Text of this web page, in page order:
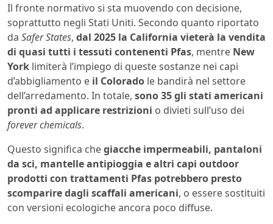
Il fronte normativo si sta muovendo con decisione,
soprattutto negli Stati Uniti. Secondo quanto riportato
da Safer States, dal 2025 la California vieterà la vendita
di quasi tutti i tessuti contenenti Pfas, mentre New
York limiterà l’impiego di queste sostanze nei capi
d’abbigliamento e il Colorado le bandirà nel settore
dell’arredamento. In totale, sono 35 gli stati americani
pronti ad applicare restrizioni o divieti sull’uso dei
forever chemicals.
Questo significa chegiacche impermeabili, pantaloni
da sci, mantelle antipioggia e altri capi outdoor
prodotti con trattamenti Pfas potrebbero presto
scomparire dagli scaffali americani, o essere sostituiti
con versioni ecologiche ancora poco diffuse.